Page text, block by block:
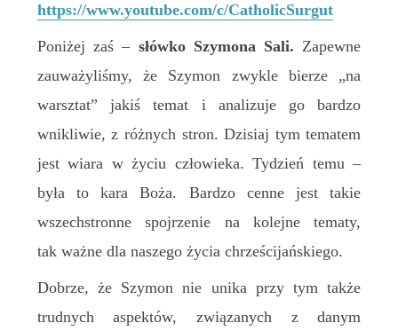
https://www.youtube.com/c/CatholicSurgut
Poniżej zaś – słówko Szymona Sali.Zapewne
zauważyliśmy, że Szymon zwykle bierze „na
warsztat” jakiś temat i analizuje go bardzo
wnikliwie, z różnych stron. Dzisiaj tym tematem
jest wiara w życiu człowieka. Tydzień temu –
była to kara Boża. Bardzo cenne jest takie
wszechstronne spojrzenie na kolejne tematy,
tak ważne dla naszego życia chrześcijańskiego.
Dobrze, że Szymon nie unika przy tym także
trudnych aspektów, związanych z danym